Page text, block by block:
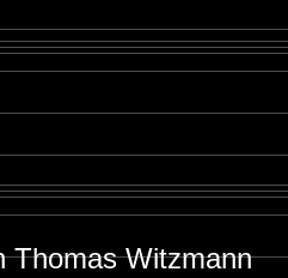
Thomas Witzmann